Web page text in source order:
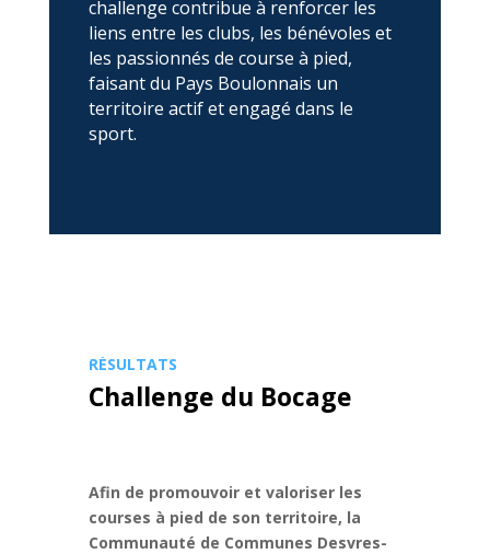
challenge contribue à renforcer les
liens entre les clubs, les bénévoles et
les passionnés de course à pied,
faisant du Pays Boulonnais un
territoire actif et engagé dans le
sport.
RÉSULTATS
Challenge du Bocage
Afin de promouvoir et valoriser les
courses à pied de son territoire, la
Communauté de Communes Desvres-